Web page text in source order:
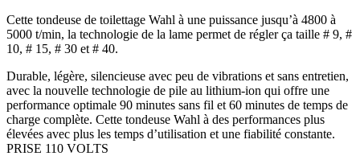
Cette tondeuse de toilettage Wahl à une puissance jusqu’à 4800 à
5000 t/min, la technologie de la lame permet de régler ça taille # 9, #
10, # 15, # 30 et # 40.
Durable, légère, silencieuse avec peu de vibrations et sans entretien,
avec la nouvelle technologie de pile au lithium-ion qui offre une
performance optimale 90 minutes sans fil et 60 minutes de temps de
charge complète. Cette tondeuse Wahl à des performances plus
élevées avec plus les temps d’utilisation et une fiabilité constante.
PRISE 110 VOLTS